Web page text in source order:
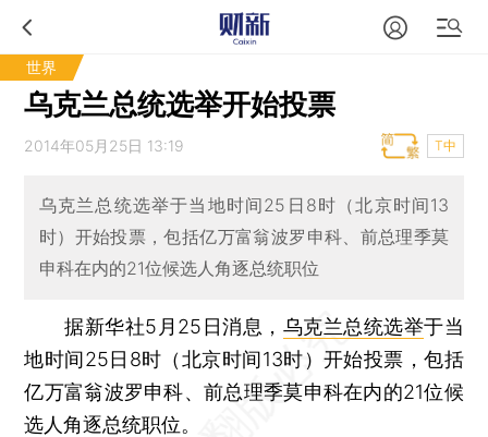
世界
乌克兰总统选举开始投票
2014年05月25日 13:19 T中
乌克兰总统选举于当地时间25日8时（北京时间13
时）开始投票，包括亿万富翁波罗申科、前总理季莫
申科在内的21位候选人角逐总统职位
据新华社5月25日消息， 乌克兰总统选举于当
地时间25日8时（北京时间13时）开始投票，包括
亿万富翁波罗申科、前总理季莫申科在内的21位候
选人角逐总统职位。